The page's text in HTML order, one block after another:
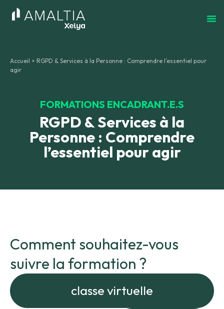
Accueil > RGPD & Services à la Personne : Comprendre l’essentiel pour
agir
FORMATIONS ENCADRANT.E.S
RGPD & Services à la
Personne : Comprendre
l’essentiel pour agir
Comment souhaitez-vous
suivre la formation ?
classe virtuelle